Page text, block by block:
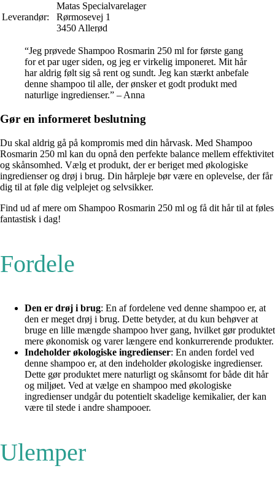
Leverandør:
Matas Specialvarelager
Rørmosevej 1
3450 Allerød
“Jeg prøvede Shampoo Rosmarin 250 ml for første gang
for et par uger siden, og jeg er virkelig imponeret. Mit hår
har aldrig følt sig så rent og sundt. Jeg kan stærkt anbefale
denne shampoo til alle, der ønsker et godt produkt med
naturlige ingredienser.” – Anna
Gør en informeret beslutning
Du skal aldrig gå på kompromis med din hårvask. Med Shampoo
Rosmarin 250 ml kan du opnå den perfekte balance mellem effektivitet
og skånsomhed. Vælg et produkt, der er beriget med økologiske
ingredienser og drøj i brug. Din hårpleje bør være en oplevelse, der får
dig til at føle dig velplejet og selvsikker.
Find ud af mere om Shampoo Rosmarin 250 ml og få dit hår til at føles
fantastisk i dag!
Fordele
Den er drøj i brug: En af fordelene ved denne shampoo er, at
den er meget drøj i brug. Dette betyder, at du kun behøver at
bruge en lille mængde shampoo hver gang, hvilket gør produktet
mere økonomisk og varer længere end konkurrerende produkter.
Indeholder økologiske ingredienser: En anden fordel ved
denne shampoo er, at den indeholder økologiske ingredienser.
Dette gør produktet mere naturligt og skånsomt for både dit hår
og miljøet. Ved at vælge en shampoo med økologiske
ingredienser undgår du potentielt skadelige kemikalier, der kan
være til stede i andre shampooer.
Ulemper